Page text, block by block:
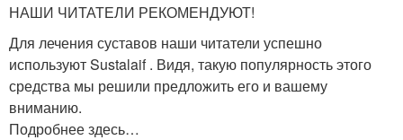
НАШИ ЧИТАТЕЛИ РЕКОМЕНДУЮТ!
Для лечения суставов наши читатели успешно
используют Sustalaif . Видя, такую популярность этого
средства мы решили предложить его и вашему
вниманию.
Подробнее здесь…